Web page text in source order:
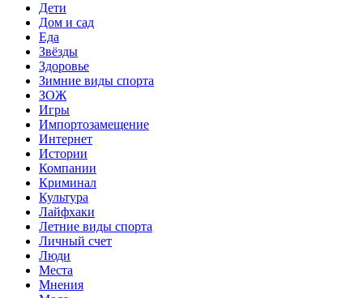
Дети
Дом и сад
Еда
Звёзды
Здоровье
Зимние виды спорта
ЗОЖ
Игры
Импортозамещение
Интернет
Истории
Компании
Криминал
Культура
Лайфхаки
Летние виды спорта
Личный счет
Люди
Места
Мнения